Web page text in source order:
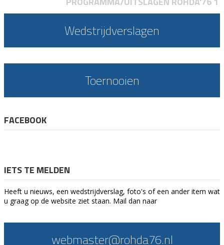
Wedstrijdverslagen
Toernooien
FACEBOOK
IETS TE MELDEN
Heeft u nieuws, een wedstrijdverslag, foto's of een ander item wat
u graag op de website ziet staan. Mail dan naar
webmaster@rohda76.nl